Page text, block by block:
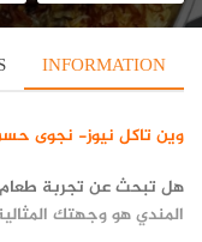
INFORMATION
وين تاكل نيوز- نجوى
هل تبحث عن تجربة
المندي هو وجهتك